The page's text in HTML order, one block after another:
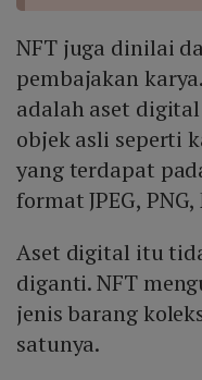
NFT juga dinilai
pembajakan karya.
adalah aset
objek asli seperti
yang terdapat
format JPEG,
Aset digital itu
diganti. NFT
jenis barang
satunya.